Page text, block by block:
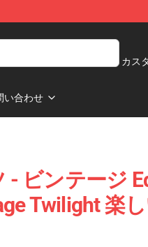
カス
い合わせ
- ビンテージ
Twilight 楽